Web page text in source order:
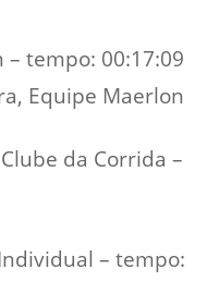
– tempo: 00:17:09
Equipe Maerlon
da Corrida –
– tempo: